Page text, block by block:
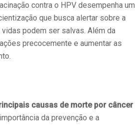
contra o HPV desempenha um
que busca alertar sobre a
podem ser salvas. Além da
precocemente e aumentar as
causas de morte por câncer
da prevenção e a